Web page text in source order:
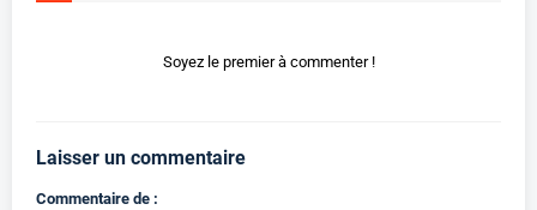
Soyez le premier à commenter !
Laisser un commentaire
Commentaire de :